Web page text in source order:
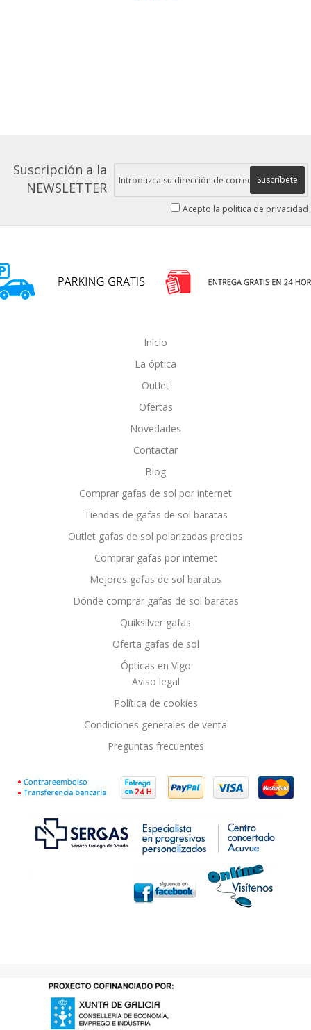
Suscripción a la
NEWSLETTER
Suscríbete
Acepto la política de privacidad
Inicio
La óptica
Outlet
Ofertas
Novedades
Contactar
Blog
Comprar gafas de sol por internet
Tiendas de gafas de sol baratas
Outlet gafas de sol polarizadas precios
Comprar gafas por internet
Mejores gafas de sol baratas
Dónde comprar gafas de sol baratas
Quiksilver gafas
Oferta gafas de sol
Ópticas en Vigo
Aviso legal
Política de cookies
Condiciones generales de venta
Preguntas frecuentes